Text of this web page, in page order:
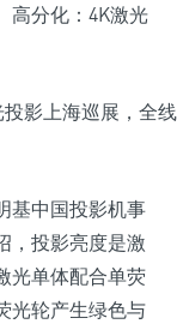
高分化：4K激光
基中国投影机事
，投影亮度是激
光单体配合单荧
光轮产生绿色与